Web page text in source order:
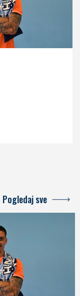
Pogledaj sve